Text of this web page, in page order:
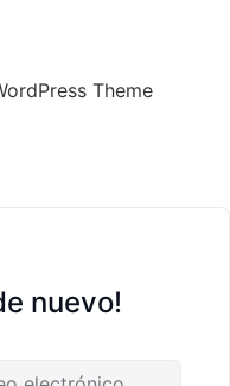
Theme
nuevo!